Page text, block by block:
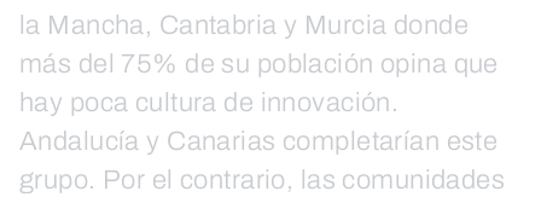
la Mancha, Cantabria y Murcia donde
más del 75% de su población opina que
hay poca cultura de innovación.
Andalucía y Canarias completarían este
grupo. Por el contrario, las comunidades